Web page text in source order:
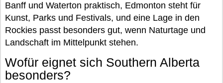
Banff und Waterton praktisch, Edmonton steht für
Kunst, Parks und Festivals, und eine Lage in den
Rockies passt besonders gut, wenn Naturtage und
Landschaft im Mittelpunkt stehen.
Wofür eignet sich Southern Alberta
besonders?